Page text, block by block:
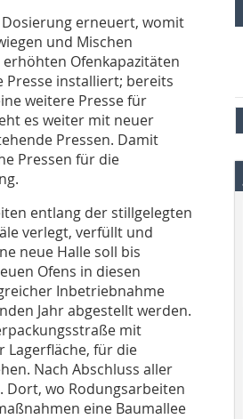
erneuert, womit
und Mischen
Ofenkapazitäten
installiert; bereits
weitere Presse für
es weiter mit neuer
Pressen. Damit
Pressen für die
entlang der stillgelegten
verlegt, verfüllt und
neue Halle soll bis
Ofens in diesen
Inbetriebnahme
Jahr abgestellt werden.
mit
Lagerfläche, für die
Nach Abschluss aller
Dort, wo Rodungsarbeiten
eine Baumallee